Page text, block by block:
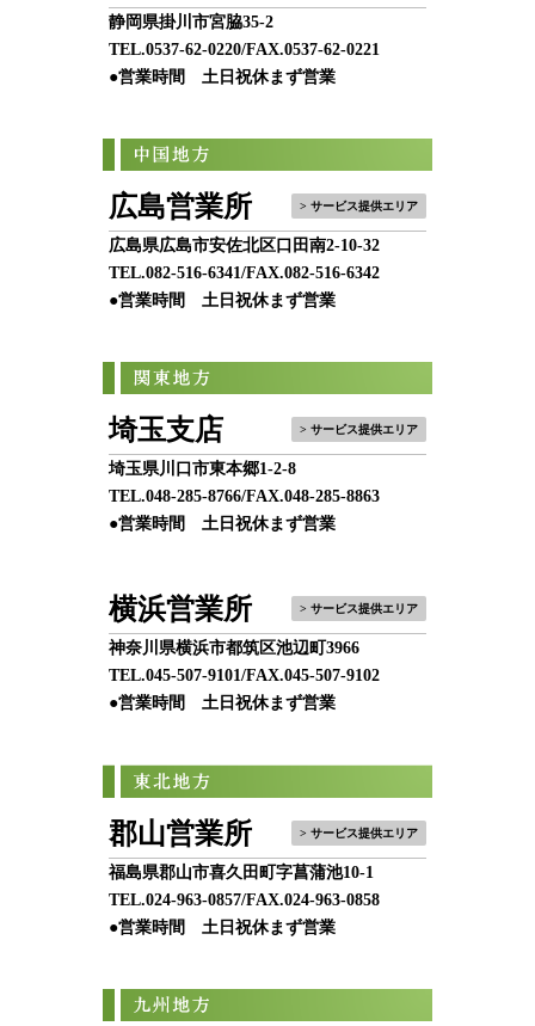
静岡県掛川市宮脇35-2
TEL.0537-62-0220/FAX.0537-62-0221
●営業時間 土日祝休まず営業
広島営業所 > サービス提供エリア
広島県広島市安佐北区口田南2-10-32
TEL.082-516-6341 /FAX.082-516-6342
●営業時間 土日祝休まず営業
埼玉支店 > サービス提供エリア
埼玉県川口市東本郷1-2-8
TEL.048-285-8766/FAX.048-285-8863
●営業時間 土日祝休まず営業
横浜営業所 > サービス提供エリア
神奈川県横浜市都筑区池辺町3966
TEL.045-507-9101 /FAX.045-507-9102
●営業時間 土日祝休まず営業
郡山営業所 > サービス提供エリア
福島県郡山市喜久田町字菖蒲池10-1
TEL.024-963-0857/FAX.024-963-0858
●営業時間 土日祝休まず営業